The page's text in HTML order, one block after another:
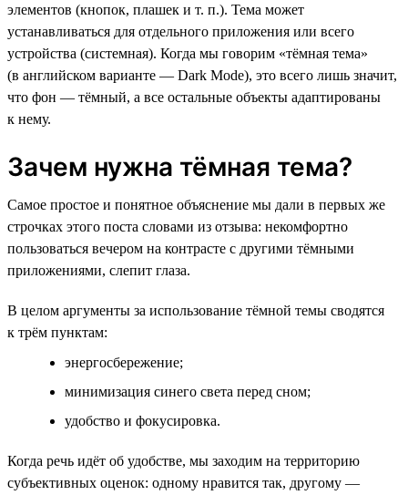
элементов (кнопок, плашек и т. п.). Тема может
устанавливаться для отдельного приложения или всего
устройства (системная). Когда мы говорим «тёмная тема»
(в английском варианте — Dark Mode), это всего лишь значит,
что фон — тёмный, а все остальные объекты адаптированы
к нему.
Зачем нужна тёмная тема?
Самое простое и понятное объяснение мы дали в первых же
строчках этого поста словами из отзыва: некомфортно
пользоваться вечером на контрасте с другими тёмными
приложениями, слепит глаза.
В целом аргументы за использование тёмной темы сводятся
к трём пунктам:
энергосбережение;
минимизация синего света перед сном;
удобство и фокусировка.
Когда речь идёт об удобстве, мы заходим на территорию
субъективных оценок: одному нравится так, другому —